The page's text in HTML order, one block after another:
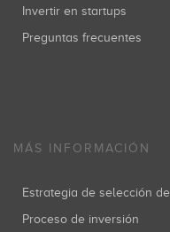
Invertir en startups
Preguntas frecuentes
MÁS INFORMACIÓN
Estrategia de selección
Proceso de inversión